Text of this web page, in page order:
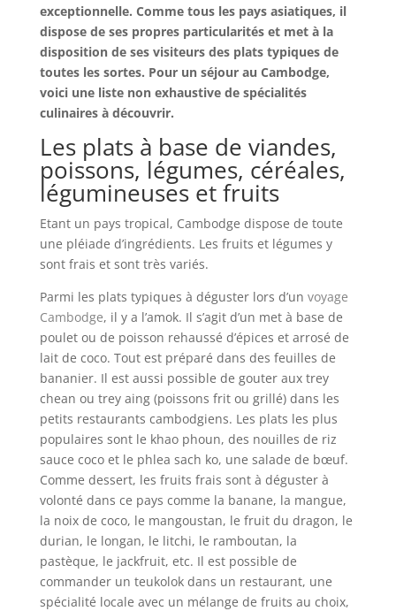
exceptionnelle. Comme tous les pays asiatiques, il
dispose de ses propres particularités et met à la
disposition de ses visiteurs des plats typiques de
toutes les sortes. Pour un séjour au Cambodge,
voici une liste non exhaustive de spécialités
culinaires à découvrir.
Les plats à base de viandes,
poissons, légumes, céréales,
légumineuses et fruits
Etant un pays tropical, Cambodge dispose de toute
une pléiade d’ingrédients. Les fruits et légumes y
sont frais et sont très variés.
Parmi les plats typiques à déguster lors d’un voyage
Cambodge, il y a l’amok. Il s’agit d’un met à base de
poulet ou de poisson rehaussé d’épices et arrosé de
lait de coco. Tout est préparé dans des feuilles de
bananier. Il est aussi possible de gouter aux trey
chean ou trey aing (poissons frit ou grillé) dans les
petits restaurants cambodgiens. Les plats les plus
populaires sont le khao phoun, des nouilles de riz
sauce coco et le phlea sach ko, une salade de bœuf.
Comme dessert, les fruits frais sont à déguster à
volonté dans ce pays comme la banane, la mangue,
la noix de coco, le mangoustan, le fruit du dragon, le
durian, le longan, le litchi, le ramboutan, la
pastèque, le jackfruit, etc. Il est possible de
commander un teukolok dans un restaurant, une
spécialité locale avec un mélange de fruits au choix,